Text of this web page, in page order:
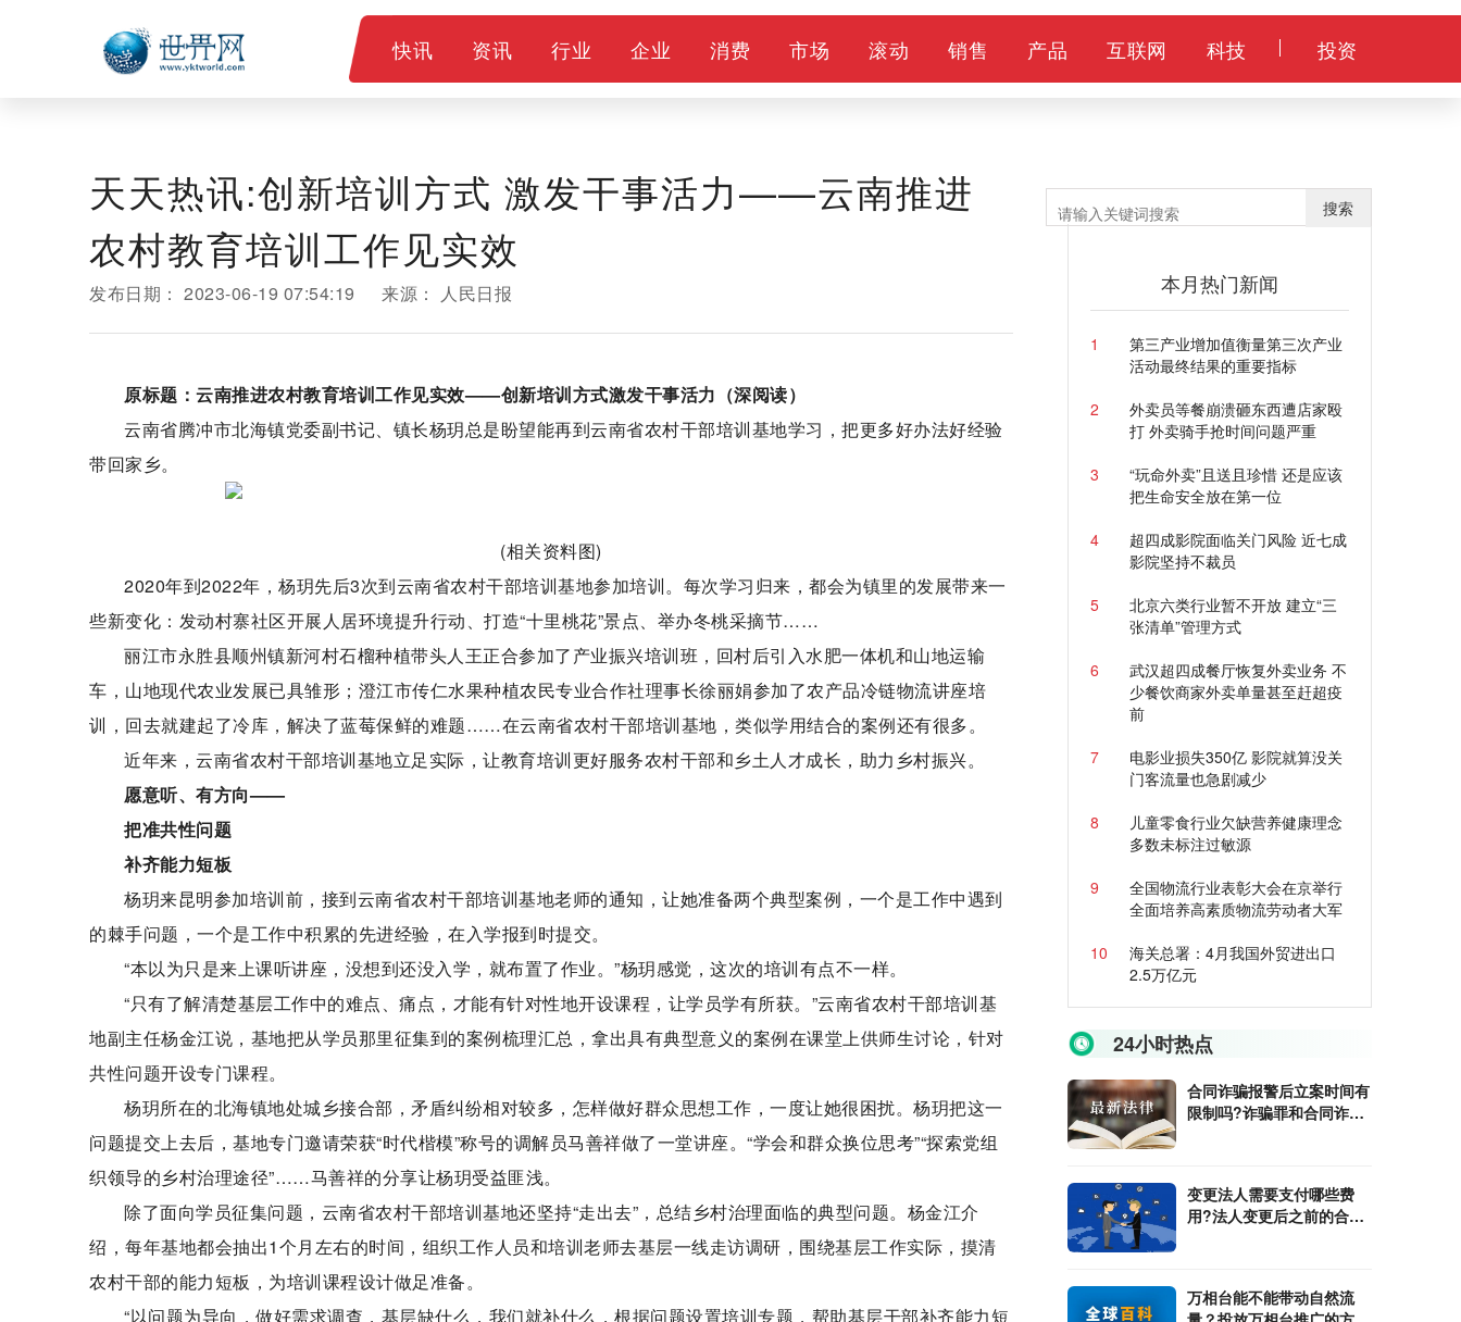
快讯 资讯 行业 企业 消费 市场 滚动 销售 产品 互联网 科技 投资
天天热讯:创新培训方式 激发干事活力——云南推进
农村教育培训工作见实效
发布日期： 2023-06-19 07:54:19 来源： 人民日报
原标题：云南推进农村教育培训工作见实效——创新培训方式激发干事活力（深阅读）
云南省腾冲市北海镇党委副书记、镇长杨玥总是盼望能再到云南省农村干部培训基地学习，把更多好办法好经验
带回家乡。
(相关资料图)
2020年到2022年，杨玥先后3次到云南省农村干部培训基地参加培训。每次学习归来，都会为镇里的发展带来一
些新变化：发动村寨社区开展人居环境提升行动、打造“十里桃花”景点、举办冬桃采摘节……
丽江市永胜县顺州镇新河村石榴种植带头人王正合参加了产业振兴培训班，回村后引入水肥一体机和山地运输
车，山地现代农业发展已具雏形；澄江市传仁水果种植农民专业合作社理事长徐丽娟参加了农产品冷链物流讲座培
训，回去就建起了冷库，解决了蓝莓保鲜的难题……在云南省农村干部培训基地，类似学用结合的案例还有很多。
近年来，云南省农村干部培训基地立足实际，让教育培训更好服务农村干部和乡土人才成长，助力乡村振兴。
愿意听、有方向——
把准共性问题
补齐能力短板
杨玥来昆明参加培训前，接到云南省农村干部培训基地老师的通知，让她准备两个典型案例，一个是工作中遇到
的棘手问题，一个是工作中积累的先进经验，在入学报到时提交。
“本以为只是来上课听讲座，没想到还没入学，就布置了作业。”杨玥感觉，这次的培训有点不一样。
“只有了解清楚基层工作中的难点、痛点，才能有针对性地开设课程，让学员学有所获。”云南省农村干部培训基
地副主任杨金江说，基地把从学员那里征集到的案例梳理汇总，拿出具有典型意义的案例在课堂上供师生讨论，针对
共性问题开设专门课程。
杨玥所在的北海镇地处城乡接合部，矛盾纠纷相对较多，怎样做好群众思想工作，一度让她很困扰。杨玥把这一
问题提交上去后，基地专门邀请荣获“时代楷模”称号的调解员马善祥做了一堂讲座。“学会和群众换位思考”“探索党组
织领导的乡村治理途径”……马善祥的分享让杨玥受益匪浅。
除了面向学员征集问题，云南省农村干部培训基地还坚持“走出去”，总结乡村治理面临的典型问题。杨金江介
绍，每年基地都会抽出1个月左右的时间，组织工作人员和培训老师去基层一线走访调研，围绕基层工作实际，摸清
农村干部的能力短板，为培训课程设计做足准备。
“以问题为导向，做好需求调查，基层缺什么，我们就补什么，根据问题设置培训专题，帮助基层干部补齐能力短
搜索
本月热门新闻
1
第三产业增加值衡量第三次产业
活动最终结果的重要指标
2
外卖员等餐崩溃砸东西遭店家殴
打 外卖骑手抢时间问题严重
3
“玩命外卖”且送且珍惜 还是应该
把生命安全放在第一位
4
超四成影院面临关门风险 近七成
影院坚持不裁员
5
北京六类行业暂不开放 建立“三
张清单”管理方式
6
武汉超四成餐厅恢复外卖业务 不
少餐饮商家外卖单量甚至赶超疫
前
7
电影业损失350亿 影院就算没关
门客流量也急剧减少
8
儿童零食行业欠缺营养健康理念
多数未标注过敏源
9
全国物流行业表彰大会在京举行
全面培养高素质物流劳动者大军
10
海关总署：4月我国外贸进出口
2.5万亿元
24小时热点
合同诈骗报警后立案时间有
限制吗?诈骗罪和合同诈骗
变更法人需要支付哪些费
用?法人变更后之前的合同
万相台能不能带动自然流